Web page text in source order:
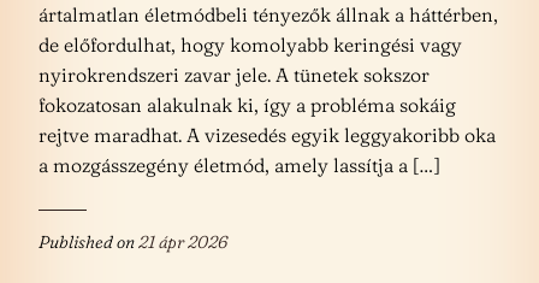
ártalmatlan életmódbeli tényezők állnak a háttérben,
de előfordulhat, hogy komolyabb keringési vagy
nyirokrendszeri zavar jele. A tünetek sokszor
fokozatosan alakulnak ki, így a probléma sokáig
rejtve maradhat. A vizesedés egyik leggyakoribb oka
a mozgásszegény életmód, amely lassítja a […]
Published on21 ápr 2026